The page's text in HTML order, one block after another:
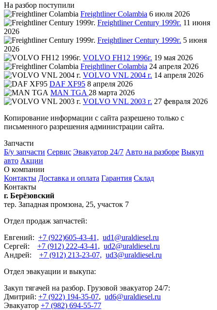
На разбор поступили
Freightliner Colambia 6 июля 2026
Freightliner Century 1999г. 11 июня
2026
Freightliner Century 1999г. 5 июня
2026
VOLVO FH12 1996г. 19 мая 2026
Freightliner Colambia 24 апреля 2026
VOLVO VNL 2004 г. 14 апреля 2026
DAF XF95 8 апреля 2026
MAN TGA 28 марта 2026
VOLVO VNL 2003 г. 27 февраля 2026
Копирование информации с сайта разрешено только с
письменного разрешения администрации сайта.
Запчасти
Б/у запчасти Сервис Эвакуатор 24/7 Авто на разборе Выкуп
авто Акции
О компании
Контакты Доставка и оплата Гарантия Склад
Контакты
г. Берёзовский
тер. Западная промзона, 25, участок 7
Отдел продаж запчастей:
Евгений: +7 (922)605-43-41, ud1@uraldiesel.ru
Сергей: +7 (912) 222-43-41, ud2@uraldiesel.ru
Андрей: +7 (912) 213-23-07, ud3@uraldiesel.ru
Отдел эвакуации и выкупа:
Закуп тягачей на разбор. Грузовой эвакуатор 24/7:
Дмитрий: +7 (922) 194-35-07, ud6@uraldiesel.ru
Эвакуатор +7 (982) 694-55-77